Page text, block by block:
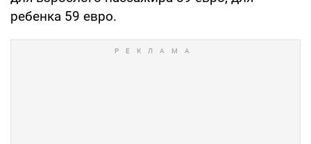
ребенка 59 евро.